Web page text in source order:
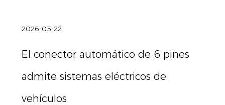
2026-05-22
El conector automático de 6 pines
admite sistemas eléctricos de
vehículos